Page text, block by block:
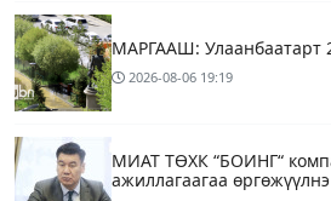
МАРГААШ: Улаанбаатарт
2026-08-06 19:19
МИАТ ТӨХК “БОИНГ“
ажиллагаагаа өргөжүүлнэ